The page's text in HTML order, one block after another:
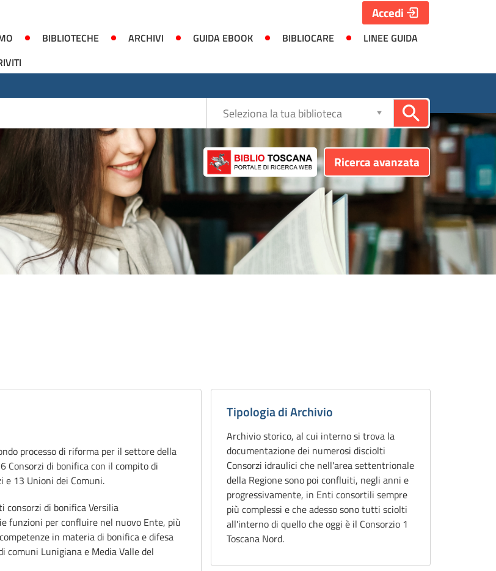
BIBLIOTECHE ARCHIVI GUIDA EBOOK BIBLIOCARE
LINEE GUIDA
Accedi
Ricerca avanzata
Seleziona
la
processo di riforma per il settore della
Consorzi di bonifica con il compito di
13 Unioni dei Comuni.
consorzi di bonifica Versilia
funzioni per confluire nel nuovo Ente, più
in materia di bonifica e difesa
Lunigiana e Media Valle del
Dettagli
archivio
Tipologia di Archivio
Archivio storico, al cui interno si trova la
documentazione dei numerosi disciolti
Consorzi idraulici che nell'area settentrionale
della Regione sono poi confluiti, negli anni e
progressivamente, in Enti consortili sempre
più complessi e che adesso sono tutti sciolti
all'interno di quello che oggi è il Consorzio 1
Toscana Nord.